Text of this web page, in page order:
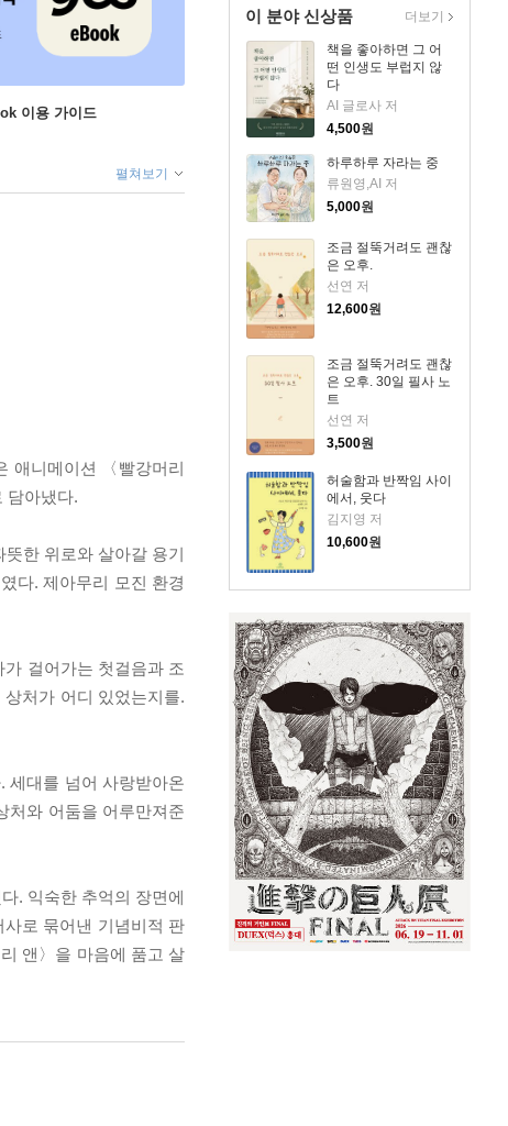
이 분야 신상품
책을 좋아하면 그 어
떤 인생도 부럽지 않
다
AI 글로사 저
4,500원
하루하루 자라는 중
류원영,AI 저
5,000원
조금 절뚝거려도 괜찮
은 오후.
선연 저
12,600원
조금 절뚝거려도 괜찮
은 오후. 30일 필사 노
트
선연 저
3,500원
허술함과 반짝임 사이
에서, 웃다
김지영 저
10,600원
더보기
이용 가이드
펼쳐보기
애니메이션 〈빨강머리
담아냈다.
한 위로와 살아갈 용기
다. 제아무리 모진 환경
걸어가는 첫걸음과 조
처가 어디 있었는지를.
세대를 넘어 사랑받아온
처와 어둠을 어루만져준
. 익숙한 추억의 장면에
로 묶어낸 기념비적 판
앤〉을 마음에 품고 살